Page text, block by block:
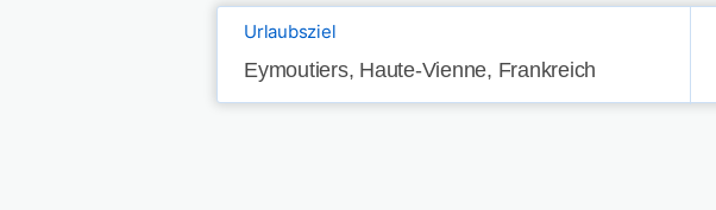
Urlaubsziel